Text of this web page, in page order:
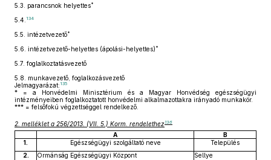
5.3. parancsnok helyettes*
5.4. 134
5.5. intézetvezető*
5.6. intézetvezető-helyettes (ápolási-helyettes) *
5.7. foglalkoztatásvezető
5.8.
munkavezető, foglalkozásvezető
Jelmagyarázat: 135
* = a Honvédelmi Minisztérium és a Magyar Honvédség egészségügyi
intézményeiben foglalkoztatott honvédelmi alkalmazottakra irányadó munkakör.
*** = felsőfokú végzettséggel rendelkező.
2. melléklet a 256/2013. (VII. 5.) Korm. rendelethez136
A
B
1.
Egészségügyi szolgáltató neve
Település
2.
Ormánság Egészségügyi Központ
Sellye